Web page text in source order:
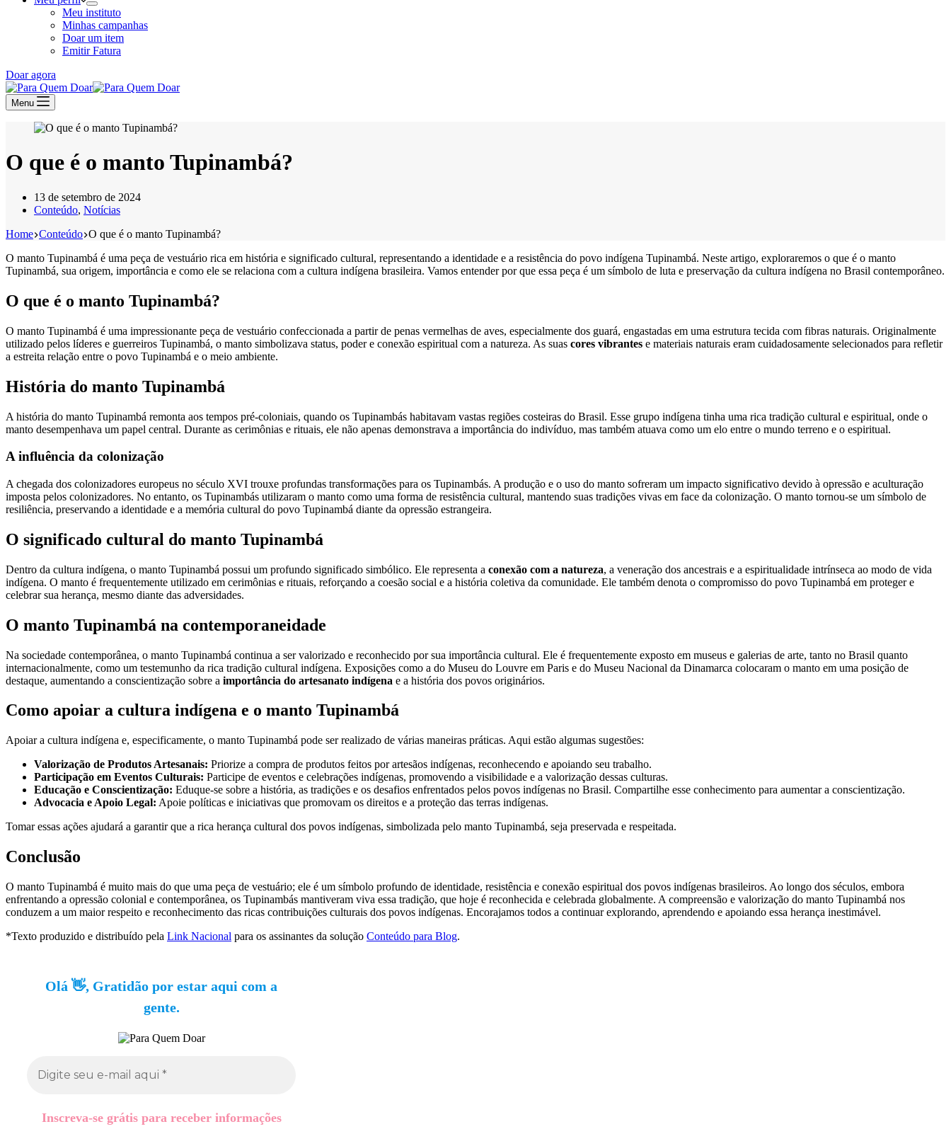
Meu instituto
Minhas campanhas
Doar um item
Emitir Fatura
Doar agora
Menu
O que é o manto Tupinambá?
13 de setembro de 2024
Conteúdo, Notícias
Home Conteúdo O que é o manto Tupinambá?
O manto Tupinambá é uma peça de vestuário rica em história e significado cultural, representando a identidade e a resistência do povo indígena Tupinambá. Neste artigo, exploraremos o que é o manto
Tupinambá, sua origem, importância e como ele se relaciona com a cultura indígena brasileira. Vamos entender por que essa peça é um símbolo de luta e preservação da cultura indígena no Brasil contemporâneo.
O que é o manto Tupinambá?
O manto Tupinambá é uma impressionante peça de vestuário confeccionada a partir de penas vermelhas de aves, especialmente dos guará, engastadas em uma estrutura tecida com fibras naturais. Originalmente
utilizado pelos líderes e guerreiros Tupinambá, o manto simbolizava status, poder e conexão espiritual com a natureza. As suas cores vibrantes e materiais naturais eram cuidadosamente selecionados para refletir
a estreita relação entre o povo Tupinambá e o meio ambiente.
História do manto Tupinambá
A história do manto Tupinambá remonta aos tempos pré-coloniais, quando os Tupinambás habitavam vastas regiões costeiras do Brasil. Esse grupo indígena tinha uma rica tradição cultural e espiritual, onde o
manto desempenhava um papel central. Durante as cerimônias e rituais, ele não apenas demonstrava a importância do indivíduo, mas também atuava como um elo entre o mundo terreno e o espiritual.
A influência da colonização
A chegada dos colonizadores europeus no século XVI trouxe profundas transformações para os Tupinambás. A produção e o uso do manto sofreram um impacto significativo devido à opressão e aculturação
imposta pelos colonizadores. No entanto, os Tupinambás utilizaram o manto como uma forma de resistência cultural, mantendo suas tradições vivas em face da colonização. O manto tornou-se um símbolo de
resiliência, preservando a identidade e a memória cultural do povo Tupinambá diante da opressão estrangeira.
O significado cultural do manto Tupinambá
Dentro da cultura indígena, o manto Tupinambá possui um profundo significado simbólico. Ele representa a conexão com a natureza, a veneração dos ancestrais e a espiritualidade intrínseca ao modo de vida
indígena. O manto é frequentemente utilizado em cerimônias e rituais, reforçando a coesão social e a história coletiva da comunidade. Ele também denota o compromisso do povo Tupinambá em proteger e
celebrar sua herança, mesmo diante das adversidades.
O manto Tupinambá na contemporaneidade
Na sociedade contemporânea, o manto Tupinambá continua a ser valorizado e reconhecido por sua importância cultural. Ele é frequentemente exposto em museus e galerias de arte, tanto no Brasil quanto
internacionalmente, como um testemunho da rica tradição cultural indígena. Exposições como a do Museu do Louvre em Paris e do Museu Nacional da Dinamarca colocaram o manto em uma posição de
destaque, aumentando a conscientização sobre a importância do artesanato indígena e a história dos povos originários.
Como apoiar a cultura indígena e o manto Tupinambá
Apoiar a cultura indígena e, especificamente, o manto Tupinambá pode ser realizado de várias maneiras práticas. Aqui estão algumas sugestões:
Valorização de Produtos Artesanais: Priorize a compra de produtos feitos por artesãos indígenas, reconhecendo e apoiando seu trabalho.
Participação em Eventos Culturais: Participe de eventos e celebrações indígenas, promovendo a visibilidade e a valorização dessas culturas.
Educação e Conscientização: Eduque-se sobre a história, as tradições e os desafios enfrentados pelos povos indígenas no Brasil. Compartilhe esse conhecimento para aumentar a conscientização.
Advocacia e Apoio Legal: Apoie políticas e iniciativas que promovam os direitos e a proteção das terras indígenas.
Tomar essas ações ajudará a garantir que a rica herança cultural dos povos indígenas, simbolizada pelo manto Tupinambá, seja preservada e respeitada.
Conclusão
O manto Tupinambá é muito mais do que uma peça de vestuário; ele é um símbolo profundo de identidade, resistência e conexão espiritual dos povos indígenas brasileiros. Ao longo dos séculos, embora
enfrentando a opressão colonial e contemporânea, os Tupinambás mantiveram viva essa tradição, que hoje é reconhecida e celebrada globalmente. A compreensão e valorização do manto Tupinambá nos
conduzem a um maior respeito e reconhecimento das ricas contribuições culturais dos povos indígenas. Encorajamos todos a continuar explorando, aprendendo e apoiando essa herança inestimável.
*Texto produzido e distribuído pela Link Nacional para os assinantes da solução Conteúdo para Blog.
Olá 👋, Gratidão por estar aqui com a
gente.
Inscreva-se grátis para receber informações